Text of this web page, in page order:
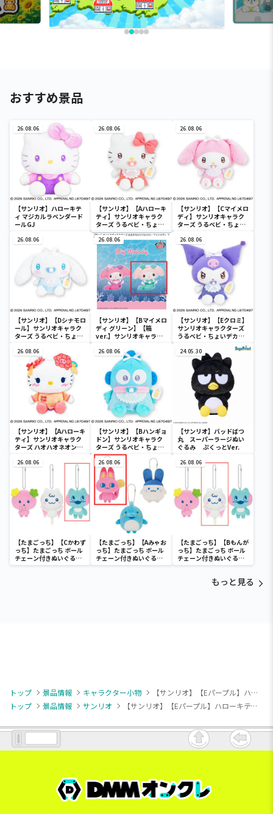
おすすめ景品
26.08.06
【サンリオ】ハローキテ
ィ マジカルラベンダード
ールGJ
26.08.06
【サンリオ】【Aハローキ
ティ】サンリオキャラク
ターズ うるベビ・ちょい
デカドール
26.08.06
【サンリオ】【Cマイメロ
ディ】サンリオキャラク
ターズ うるベビ・ちょい
26.08.06
【サンリオ】【Dシナモロ
ール】サンリオキャラク
ターズ うるベビ・ちょい
26.08.06
【サンリオ】【Bマイメロ
ディ グリーン】【箱
ver.】サンリオキャラク
SOFVIMATES～マイメロ
ディ マーメイドver. ～
26.08.06
【サンリオ】【Eクロミ】
サンリオキャラクターズ
うるベビ・ちょいデカド
26.08.06
【サンリオ】【Aハローキ
ティ】サンリオキャラク
ターズ ハオハオネオンタ
26.08.06
【サンリオ】【Bハンギョ
ドン】サンリオキャラク
ターズ うるベビ・ちょい
デカドール
24.05.30
【サンリオ】バッドばつ
丸 スーパーラージぬい
ぐるみ ぷくっとVer.
26.08.06
【たまごっち】【Cかわず
っち】たまごっち ボール
チェーン付きぬいぐるみ
～Tamagotchi
26.08.06
【たまごっち】【Aみゃお
っち】たまごっち ボール
チェーン付きぬいぐるみ
～Tamagotchi
26.08.06
【たまごっち】【Bもんが
っち】たまごっち ボール
チェーン付きぬいぐるみ
～Tamagotchi
もっと見る
トップ 景品情報 キャラクター小物
【サンリオ】【Eパープル】ハローキティ マスコット カラフルVer.
トップ
景品情報 サンリオ 【サンリオ】【Eパープル】ハローキティ マスコット カラフルVer.